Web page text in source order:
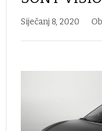
Siječanj 8, 2020